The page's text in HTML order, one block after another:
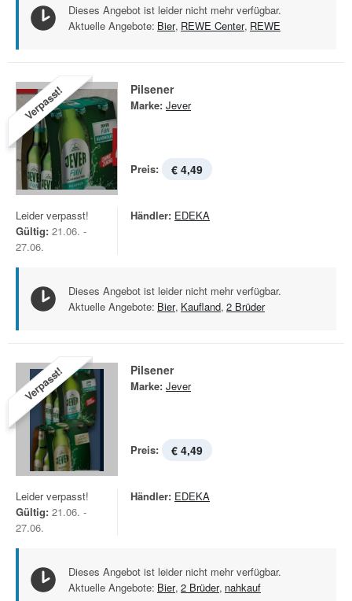
Dieses Angebot ist leider nicht mehr verfügbar.
Aktuelle Angebote: Bier, REWE Center, REWE
Verpasst! Pilsener
Marke: Jever
Preis: € 4,49
Leider verpasst!
Gültig: 21.06. -
27.06.
Händler: EDEKA
Dieses Angebot ist leider nicht mehr verfügbar.
Aktuelle Angebote: Bier, Kaufland, 2 Brüder
Verpasst! Pilsener
Marke: Jever
Preis: € 4,49
Leider verpasst!
Gültig: 21.06. -
27.06.
Händler: EDEKA
Dieses Angebot ist leider nicht mehr verfügbar.
Aktuelle Angebote: Bier, 2 Brüder, nahkauf